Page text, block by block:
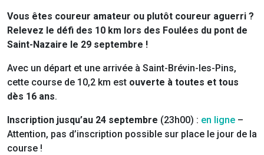
Vous êtes coureur amateur ou plutôt coureur aguerri ?
Relevez le défi des 10 km lors des Foulées du pont de
Saint-Nazaire le 29 septembre !
Avec un départ et une arrivée à Saint-Brévin-les-Pins,
cette course de 10,2 km est ouverte à toutes et tous
dès 16 ans.
Inscription jusqu’au 24 septembre (23h00) : en ligne –
Attention, pas d’inscription possible sur place le jour de la
course !